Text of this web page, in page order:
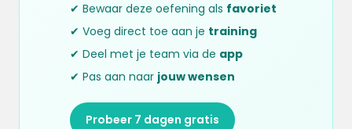
✔ Bewaar deze oefening als favoriet
✔ Voeg direct toe aan je training
✔ Deel met je team via de app
✔ Pas aan naar jouw wensen
Probeer 7 dagen gratis